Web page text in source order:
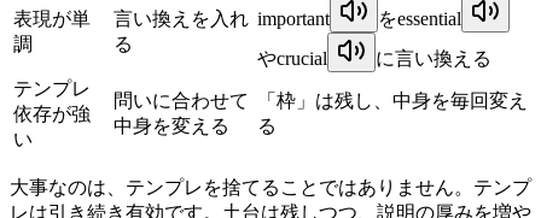
表現が単
調
言い換えを入れ
る
important をessential
やcrucial
に言い換える
テンプレ
依存が強
い
問いに合わせて
中身を変える
「枠」は残し、中身を毎回変え
る
大事なのは、テンプレを捨てることではありません。テンプ
レは引き続き有効です。土台は残しつつ、説明の厚みを増や